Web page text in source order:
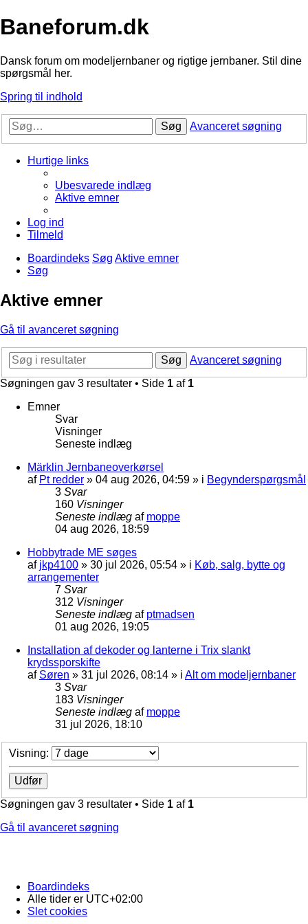
Baneforum.dk
Dansk forum om modeljernbaner og rigtige jernbaner. Stil dine
spørgsmål her.
Spring til indhold
Søg Avanceret søgning
Hurtige links
Ubesvarede indlæg
Aktive emner
Log ind
Tilmeld
Boardindeks Søg Aktive emner
Søg
Aktive emner
Gå til avanceret søgning
Søg
Avanceret søgning
Søgningen gav 3 resultater • Side 1 af 1
Emner
Svar
Visninger
Seneste indlæg
Märklin Jernbaneoverkørsel
af Pt redder » 04 aug 2026, 04:59 » i Begynderspørgsmål
3 Svar
160 Visninger
Seneste indlæg af moppe
04 aug 2026, 18:59
Hobbytrade ME søges
af jkp4100 » 30 jul 2026, 05:54 » i Køb, salg, bytte og
arrangementer
7 Svar
312 Visninger
Seneste indlæg af ptmadsen
01 aug 2026, 19:05
Installation af dekoder og lanterne i Trix slankt
krydssporskifte
af Søren » 31 jul 2026, 08:14 » i Alt om modeljernbaner
3 Svar
183 Visninger
Seneste indlæg af moppe
31 jul 2026, 18:10
Visning:
Søgningen gav 3 resultater • Side 1 af 1
Gå til avanceret søgning
Boardindeks
Alle tider er UTC+02:00
Slet cookies